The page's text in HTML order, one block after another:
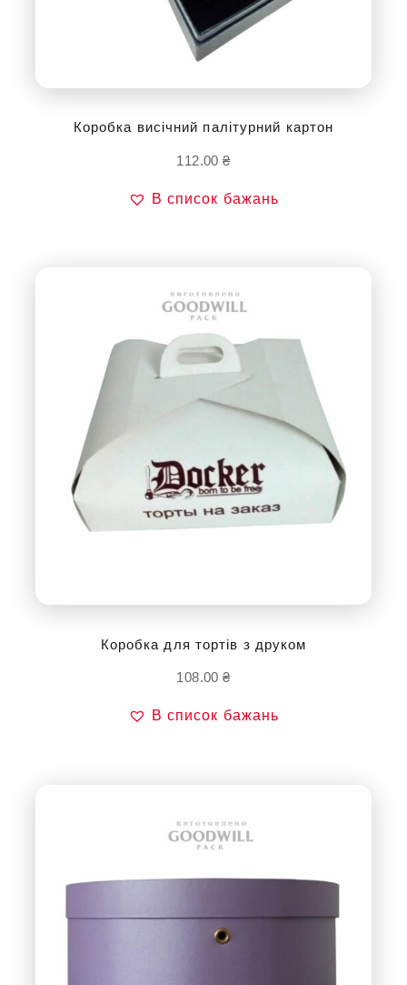
Коробка висічний палітурний картон
112.00₴
В список бажань
Коробка для тортів з друком
108.00₴
В список бажань